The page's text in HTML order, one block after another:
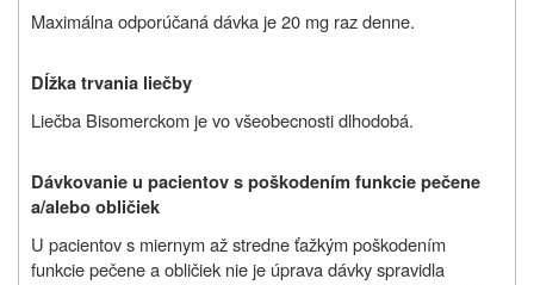
Maximálna odporúčaná dávka je 20 mg raz denne.
Dĺžka trvania liečby
Liečba Bisomerckom je vo všeobecnosti dlhodobá.
Dávkovanie u pacientov s poškodením funkcie pečene
a/alebo obličiek
U pacientov s miernym až stredne ťažkým poškodením
funkcie pečene a obličiek nie je úprava dávky spravidla